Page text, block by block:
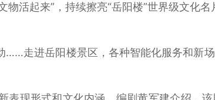
起来”，持续擦亮“岳阳楼”世界级文化名
走进岳阳楼景区，各种智能化服务和新